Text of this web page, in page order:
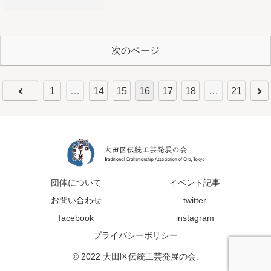
次のページ
1 … 14 15 16 17 18 … 21
団体について
イベント記事
お問い合わせ
twitter
facebook
instagram
プライバシーポリシー
© 2022 大田区伝統工芸発展の会.